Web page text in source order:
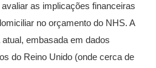
as implicações financeiras
no orçamento do NHS. A
embasada em dados
do Reino Unido (onde cerca de